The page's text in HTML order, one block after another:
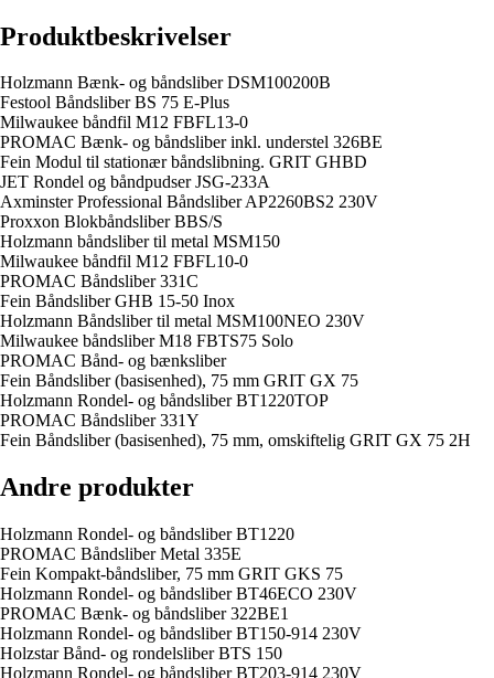
Produktbeskrivelser
Holzmann Bænk- og båndsliber DSM100200B
Festool Båndsliber BS 75 E-Plus
Milwaukee båndfil M12 FBFL13-0
PROMAC Bænk- og båndsliber inkl. understel 326BE
Fein Modul til stationær båndslibning. GRIT GHBD
JET Rondel og båndpudser JSG-233A
Axminster Professional Båndsliber AP2260BS2 230V
Proxxon Blokbåndsliber BBS/S
Holzmann båndsliber til metal MSM150
Milwaukee båndfil M12 FBFL10-0
PROMAC Båndsliber 331C
Fein Båndsliber GHB 15-50 Inox
Holzmann Båndsliber til metal MSM100NEO 230V
Milwaukee båndsliber M18 FBTS75 Solo
PROMAC Bånd- og bænksliber
Fein Båndsliber (basisenhed), 75 mm GRIT GX 75
Holzmann Rondel- og båndsliber BT1220TOP
PROMAC Båndsliber 331Y
Fein Båndsliber (basisenhed), 75 mm, omskiftelig GRIT GX 75 2H
Andre produkter
Holzmann Rondel- og båndsliber BT1220
PROMAC Båndsliber Metal 335E
Fein Kompakt-båndsliber, 75 mm GRIT GKS 75
Holzmann Rondel- og båndsliber BT46ECO 230V
PROMAC Bænk- og båndsliber 322BE1
Holzmann Rondel- og båndsliber BT150-914 230V
Holzstar Bånd- og rondelsliber BTS 150
Holzmann Rondel- og båndsliber BT203-914 230V